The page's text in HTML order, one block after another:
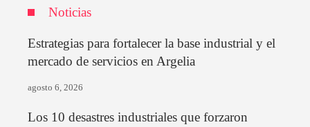
Noticias
Estrategias para fortalecer la base industrial y el
mercado de servicios en Argelia
agosto 6, 2026
Los 10 desastres industriales que forzaron